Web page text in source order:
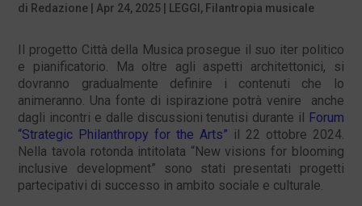
di Redazione Apr 24, 2025 LEGGI , Filantropia musicale
Il progetto Città della Musica prosegue il suo iter politico
e pianificatorio. Ma oltre agli aspetti architettonici, si
dovranno gradualmente definire i contenuti che lo
animeranno. Una fonte di ispirazione potrà venire anche
dagli incontri e dalle discussioni tenutisi durante il Forum
“Strategic Philanthropy for the Arts” il 22 ottobre 2024.
Nella tavola rotonda intitolata “New visions for blooming
inclusive development” sono stati presentati progetti
partecipativi di successo in ambito sociale e culturale.